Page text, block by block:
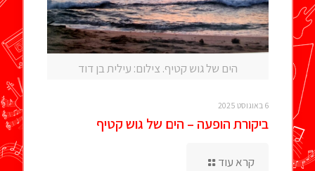
הים של גוש קטיף. צילום: עילית בן דוד
6 באוגוסט 2025
ביקורת הופעה – הים של גוש קטיף
קרא עוד